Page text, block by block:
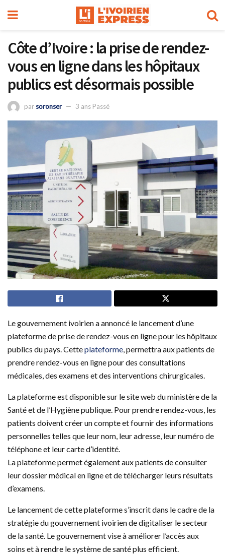
Côte d’Ivoire : la prise de rendez-
vous en ligne dans les hôpitaux
publics est désormais possible
par soronser 3 ans Passé
Le gouvernement ivoirien a annoncé le lancement d’une
plateforme de prise de rendez-vous en ligne pour les hôpitaux
publics du pays. Cetteplateforme, permettra aux patients de
prendre rendez-vous en ligne pour des consultations
médicales, des examens et des interventions chirurgicales.
La plateforme est disponible sur le site web du ministère de la
Santé et de l’Hygiène publique. Pour prendre rendez-vous, les
patients doivent créer un compte et fournir des informations
personnelles telles que leur nom, leur adresse, leur numéro de
téléphone et leur carte d’identité.
La plateforme permet également aux patients de consulter
leur dossier médical en ligne et de télécharger leurs résultats
d’examens.
Le lancement de cette plateforme s’inscrit dans le cadre de la
stratégie du gouvernement ivoirien de digitaliser le secteur
de la santé. Le gouvernement vise à améliorer l’accès aux
soins et à rendre le système de santé plus efficient.